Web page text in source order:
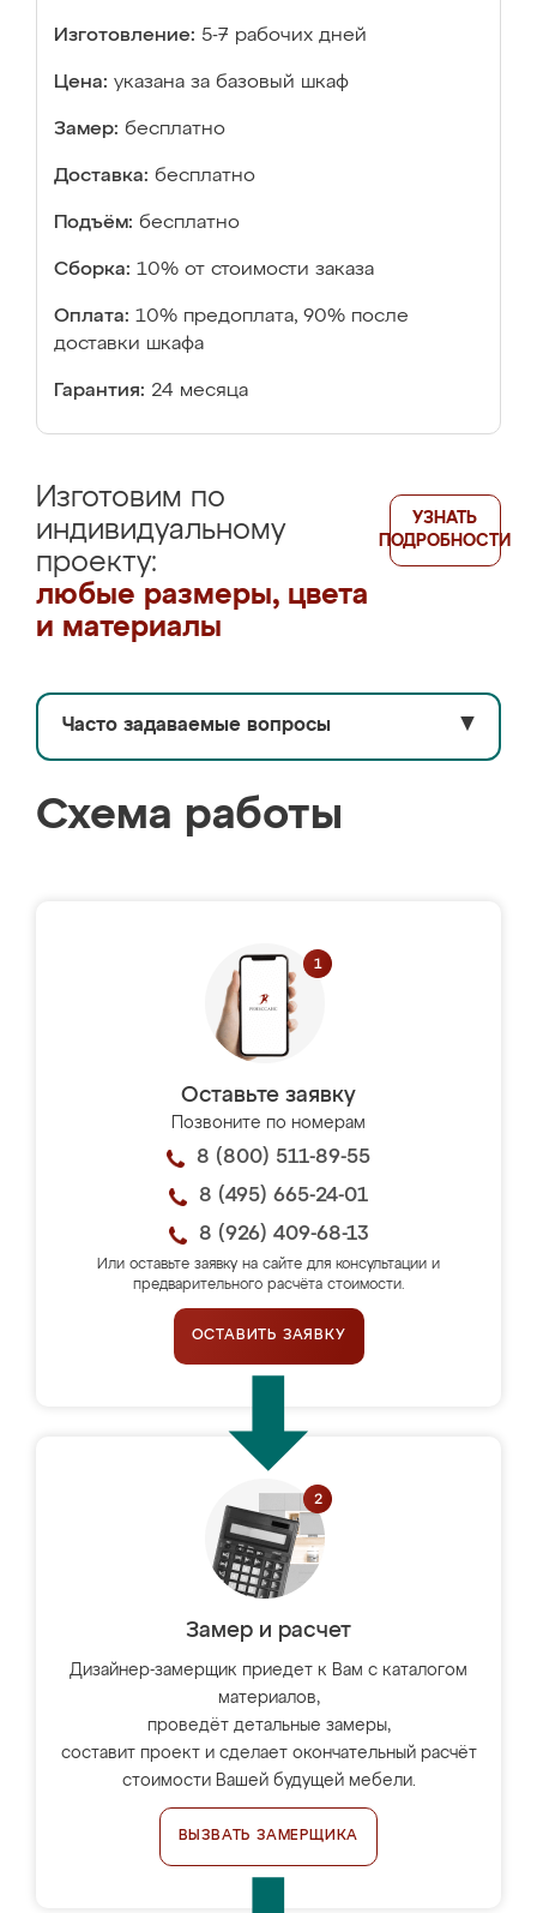
Изготовление: 5-7 рабочих дней
Цена: указана за базовый шкаф
Замер: бесплатно
Доставка: бесплатно
Подъём: бесплатно
Сборка: 10% от стоимости заказа
Оплата: 10% предоплата, 90% после
доставки шкафа
Гарантия: 24 месяца
Изготовим по
индивидуальному
проекту:
любые размеры, цвета
и материалы
УЗНАТЬ
ПОДРОБНОСТИ
Часто задаваемые вопросы ▼
Схема работы
Оставьте заявку
Позвоните по номерам
8 (800) 511-89-55
8 (495) 665-24-01
8 (926) 409-68-13
Или оставьте заявку на сайте для консультации и
предварительного расчёта стоимости.
ОСТАВИТЬ ЗАЯВКУ
Замер и расчет
Дизайнер-замерщик приедет к Вам с каталогом
материалов,
проведёт детальные замеры,
составит проект и сделает окончательный расчёт
стоимости Вашей будущей мебели.
ВЫЗВАТЬ ЗАМЕРЩИКА